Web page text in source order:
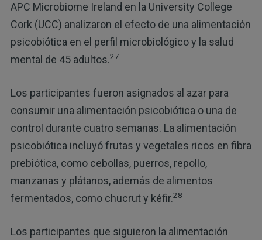
APC Microbiome Ireland en la University College
Cork (UCC) analizaron el efecto de una alimentación
psicobiótica en el perfil microbiológico y la salud
mental de 45 adultos.27
Los participantes fueron asignados al azar para
consumir una alimentación psicobiótica o una de
control durante cuatro semanas. La alimentación
psicobiótica incluyó frutas y vegetales ricos en fibra
prebiótica, como cebollas, puerros, repollo,
manzanas y plátanos, además de alimentos
fermentados, como chucrut y kéfir.28
Los participantes que siguieron la alimentación